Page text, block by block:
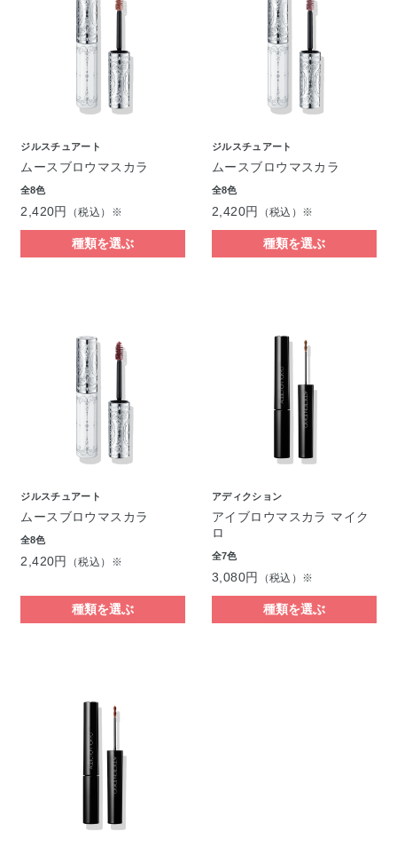
ジルスチュアート
ムースブロウマスカラ
全8色
2,420円 （税込）※
種類を選ぶ
ジルスチュアート
ムースブロウマスカラ
全8色
2,420円 （税込）※
種類を選ぶ
ジルスチュアート
ムースブロウマスカラ
全8色
2,420円 （税込）※
種類を選ぶ
アディクション
アイブロウマスカラ マイク
ロ
全7色
3,080円 （税込）※
種類を選ぶ